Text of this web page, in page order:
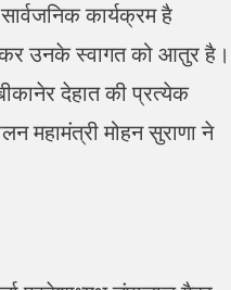
कार्यक्रम है
उनके स्वागत को आतुर है।
देहात की प्रत्येक
महामंत्री मोहन सुराणा ने